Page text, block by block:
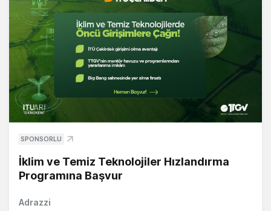
SPONSORLU
İklim ve Temiz Teknolojiler Hızlandırma
Programına Başvur
Adrazzi